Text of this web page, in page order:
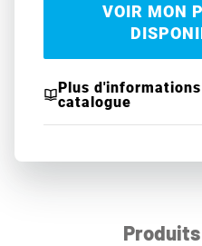
VOIR MON
Plus
catalogue